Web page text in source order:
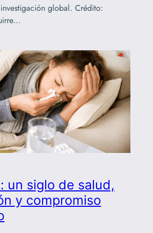
global. Crédito:
un siglo de salud,
y compromiso